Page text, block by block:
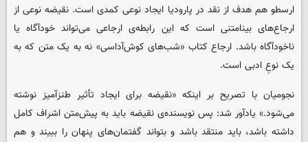
ارسطو هم هدف از نقد در پارودیا ایجاد نوعی کمدی است. نقیضه نوعی از
ارجاع‌های بینامتنی است که این رابطه‌ی ارجاعی می‌تواند خودآگاه یا
ناخودآگاه باشد. ارجاع کتاب «شب‌های کوش‌آداسی» نه به یک متن که به
یک نوعِ ادبی است.
نجومیان با تصریح بر اینکه «نقیضه برای ایجاد تأثیر طنزآمیز نوشته
می‌شود.» یادآور شد: پس نویسنده‌ی نقیضه باید به پیش‌متن اشراف کامل
داشته باشد، باید منتقد باشد و بتواند گفتمان‌های پنهان‌ را ببیند و هم